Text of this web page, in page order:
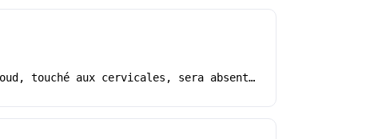
touché aux cervicales, sera absent…